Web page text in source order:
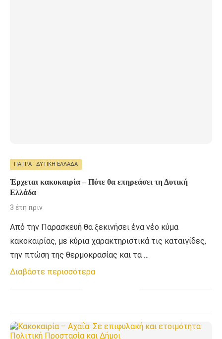
ΠΆΤΡΑ - ΔΥΤΙΚΉ ΕΛΛΆΔΑ
Έρχεται κακοκαιρία – Πότε θα επηρεάσει τη Δυτική
Ελλάδα
3 έτη πριν
Από την Παρασκευή θα ξεκινήσει ένα νέο κύμα
κακοκαιρίας, με κύρια χαρακτηριστικά τις καταιγίδες,
την πτώση της θερμοκρασίας και τα …
Διαβάστε περισσότερα